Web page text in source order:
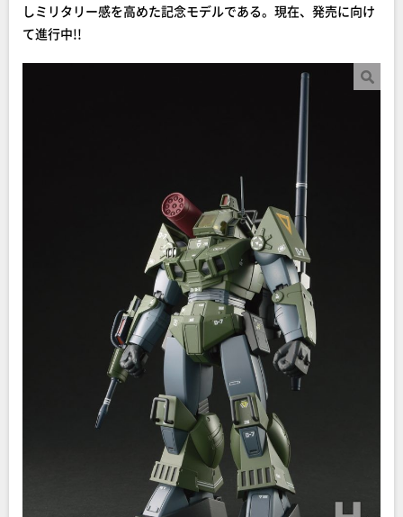
しミリタリー感を高めた記念モデルである。現在、発売に向け
て進行中!!